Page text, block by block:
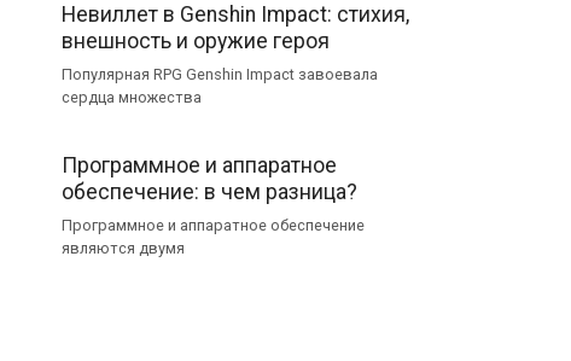
Невиллет в Genshin Impact: стихия,
внешность и оружие героя
Популярная RPG Genshin Impact завоевала
сердца множества
Программное и аппаратное
обеспечение: в чем разница?
Программное и аппаратное обеспечение
являются двумя